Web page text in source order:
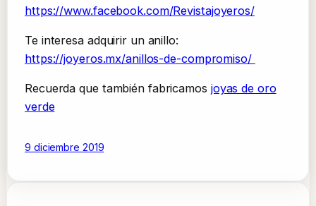
https://www.facebook.com/Revistajoyeros/
Te interesa adquirir un anillo:
https://joyeros.mx/anillos-de-compromiso/
Recuerda que también fabricamos joyas de oro
verde
9 diciembre 2019